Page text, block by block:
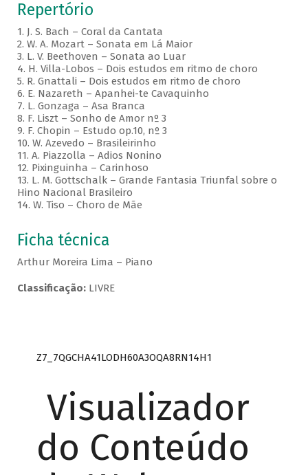
Repertório
1. J. S. Bach – Coral da Cantata
2. W. A. Mozart – Sonata em Lá Maior
3. L. V. Beethoven – Sonata ao Luar
4. H. Villa-Lobos – Dois estudos em ritmo de choro
5. R. Gnattali – Dois estudos em ritmo de choro
6. E. Nazareth – Apanhei-te Cavaquinho
7. L. Gonzaga – Asa Branca
8. F. Liszt – Sonho de Amor nº 3
9. F. Chopin – Estudo op.10, nº 3
10. W. Azevedo – Brasileirinho
11. A. Piazzolla – Adios Nonino
12. Pixinguinha – Carinhoso
13. L. M. Gottschalk – Grande Fantasia Triunfal sobre o
Hino Nacional Brasileiro
14. W. Tiso – Choro de Mãe
Ficha técnica
Arthur Moreira Lima – Piano
Classificação:LIVRE
Z7_7QGCHA41LODH60A3OQA8RN14H1
Visualizador
do Conteúdo